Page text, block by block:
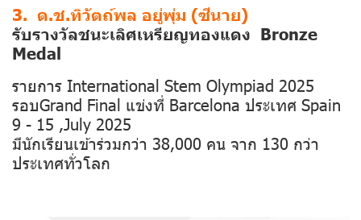
3. ด.ช.ทิวัตถ์พล อยู่พุ่ม (ซีนาย)
รับรางวัลชนะเลิศเหรียญทองแดง Bronze
Medal
รายการ International Stem Olympiad 2025
รอบGrand Final แข่งที่ Barcelona ประเทศ Spain
9 - 15 ,July 2025
มีนักเรียนเข้าร่วมกว่า 38,000 คน จาก 130 กว่า
ประเทศทั่วโลก